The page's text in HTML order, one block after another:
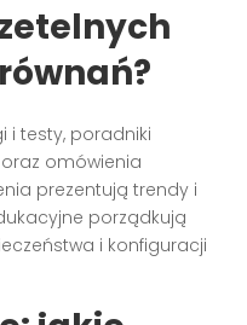
i testy, poradniki
omówienia
prezentują trendy i
porządkują
i konfiguracji